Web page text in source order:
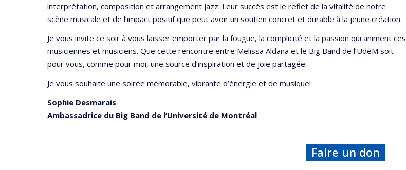
interprétation, composition et arrangement jazz. Leur succès est le reflet de la vitalité de notre
scène musicale et de l’impact positif que peut avoir un soutien concret et durable à la jeune création.
Je vous invite ce soir à vous laisser emporter par la fougue, la complicité et la passion qui animent ces
musiciennes et musiciens. Que cette rencontre entre Melissa Aldana et le Big Band de l’UdeM soit
pour vous, comme pour moi, une source d’inspiration et de joie partagée.
Je vous souhaite une soirée mémorable, vibrante d’énergie et de musique!
Sophie Desmarais
Ambassadrice du Big Band de l’Université de Montréal
Faire un don